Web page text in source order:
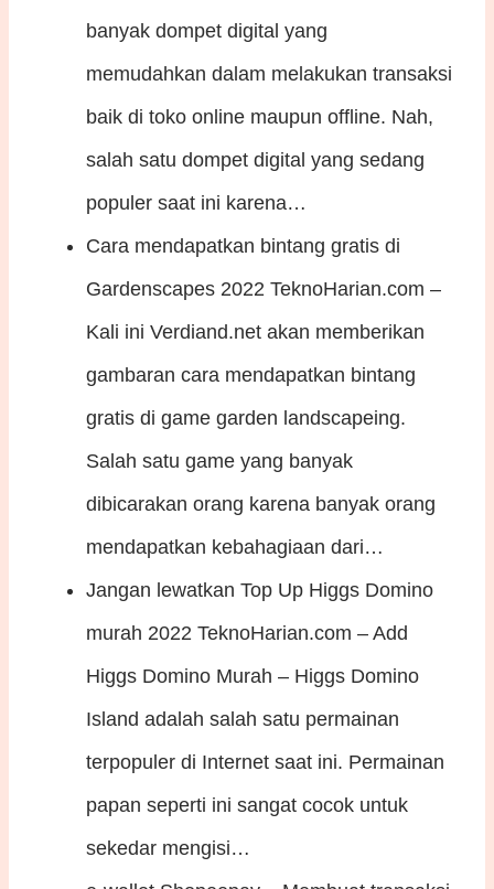
banyak dompet digital yang
memudahkan dalam melakukan transaksi
baik di toko online maupun offline. Nah,
salah satu dompet digital yang sedang
populer saat ini karena…
Cara mendapatkan bintang gratis di
Gardenscapes 2022 TeknoHarian.com –
Kali ini Verdiand.net akan memberikan
gambaran cara mendapatkan bintang
gratis di game garden landscapeing.
Salah satu game yang banyak
dibicarakan orang karena banyak orang
mendapatkan kebahagiaan dari…
Jangan lewatkan Top Up Higgs Domino
murah 2022 TeknoHarian.com – Add
Higgs Domino Murah – Higgs Domino
Island adalah salah satu permainan
terpopuler di Internet saat ini. Permainan
papan seperti ini sangat cocok untuk
sekedar mengisi…